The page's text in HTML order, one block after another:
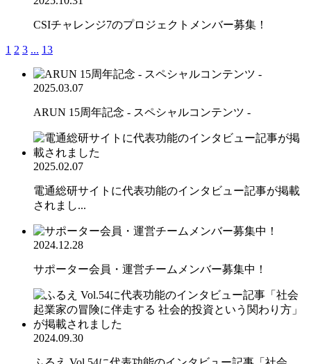
CSIチャレンジ7のプロジェクトメンバー募集！
1 2 3 ... 13
2025.03.07
ARUN 15周年記念 - スペシャルコンテンツ -
2025.02.07
電通総研サイトに代表功能のインタビュー記事が掲載
されまし...
2024.12.28
サポーター会員・運営チームメンバー募集中！
2024.09.30